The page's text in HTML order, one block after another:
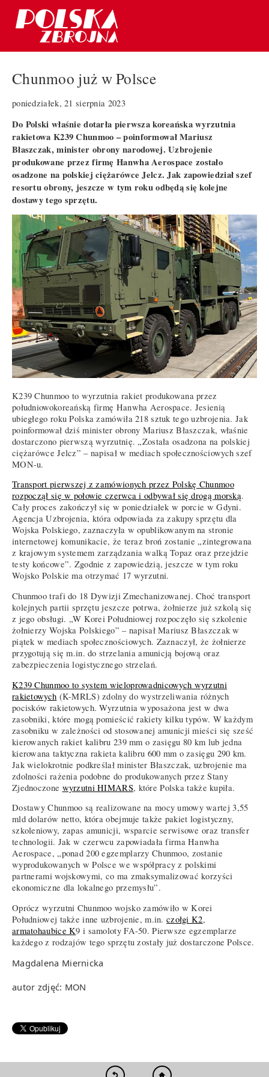
Chunmoo już w Polsce
poniedziałek, 21 sierpnia 2023
Do Polski właśnie dotarła pierwsza koreańska wyrzutnia
rakietowa K239 Chunmoo – poinformował Mariusz
Błaszczak, minister obrony narodowej. Uzbrojenie
produkowane przez firmę Hanwha Aerospace zostało
osadzone na polskiej ciężarówce Jelcz. Jak zapowiedział szef
resortu obrony, jeszcze w tym roku odbędą się kolejne
dostawy tego sprzętu.
K239 Chunmoo to wyrzutnia rakiet produkowana przez
południowokoreańską firmę Hanwha Aerospace. Jesienią
ubiegłego roku Polska zamówiła 218 sztuk tego uzbrojenia. Jak
poinformował dziś minister obrony Mariusz Błaszczak, właśnie
dostarczono pierwszą wyrzutnię. „Została osadzona na polskiej
ciężarówce Jelcz” – napisał w mediach społecznościowych szef
MON-u.
Transport pierwszej z zamówionych przez Polskę Chunmoo
rozpoczął się w połowie czerwca i odbywał się drogą morską.
Cały proces zakończył się w poniedziałek w porcie w Gdyni.
Agencja Uzbrojenia, która odpowiada za zakupy sprzętu dla
Wojska Polskiego, zaznaczyła w opublikowanym na stronie
internetowej komunikacie, że teraz broń zostanie „zintegrowana
z krajowym systemem zarządzania walką Topaz oraz przejdzie
testy końcowe”. Zgodnie z zapowiedzią, jeszcze w tym roku
Wojsko Polskie ma otrzymać 17 wyrzutni.
Chunmoo trafi do 18 Dywizji Zmechanizowanej. Choć transport
kolejnych partii sprzętu jeszcze potrwa, żołnierze już szkolą się
z jego obsługi. „W Korei Południowej rozpoczęło się szkolenie
żołnierzy Wojska Polskiego” – napisał Mariusz Błaszczak w
piątek w mediach społecznościowych. Zaznaczył, że żołnierze
przygotują się m.in. do strzelania amunicją bojową oraz
zabezpieczenia logistycznego strzelań.
K239 Chunmoo to system wieloprowadnicowych wyrzutni
rakietowych (K-MRLS) zdolny do wystrzeliwania różnych
pocisków rakietowych. Wyrzutnia wyposażona jest w dwa
zasobniki, które mogą pomieścić rakiety kilku typów. W każdym
zasobniku w zależności od stosowanej amunicji mieści się sześć
kierowanych rakiet kalibru 239 mm o zasięgu 80 km lub jedna
kierowana taktyczna rakieta kalibru 600 mm o zasięgu 290 km.
Jak wielokrotnie podkreślał minister Błaszczak, uzbrojenie ma
zdolności rażenia podobne do produkowanych przez Stany
Zjednoczone wyrzutni HIMARS, które Polska także kupiła.
Dostawy Chunmoo są realizowane na mocy umowy wartej 3,55
mld dolarów netto, która obejmuje także pakiet logistyczny,
szkoleniowy, zapas amunicji, wsparcie serwisowe oraz transfer
technologii. Jak w czerwcu zapowiadała firma Hanwha
Aerospace, „ponad 200 egzemplarzy Chunmoo, zostanie
wyprodukowanych w Polsce we współpracy z polskimi
partnerami wojskowymi, co ma zmaksymalizować korzyści
ekonomiczne dla lokalnego przemysłu”.
Oprócz wyrzutni Chunmoo wojsko zamówiło w Korei
Południowej także inne uzbrojenie, m.in.czołgi K2,
armatohaubice K9 i samoloty FA-50. Pierwsze egzemplarze
każdego z rodzajów tego sprzętu zostały już dostarczone Polsce.
Magdalena Miernicka
autor zdjęć: MON